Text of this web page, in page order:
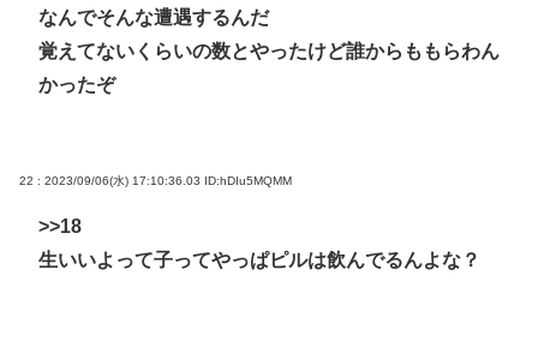
なんでそんな遭遇するんだ
覚えてないくらいの数とやったけど誰からももらわん
かったぞ
22 : 2023/09/06(水) 17:10:36.03 ID:hDIu5MQMM
>>18
生いいよって子ってやっぱピルは飲んでるんよな？